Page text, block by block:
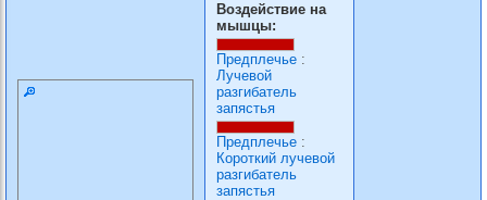
Воздействие на
мышцы:
Предплечье :
Лучевой
разгибатель
запястья
Предплечье :
Короткий лучевой
разгибатель
запястья